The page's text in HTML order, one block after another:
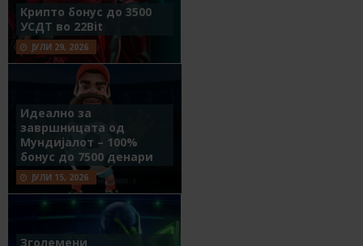
Крипто бонус до 3500
УСДТ во 22Bit
ЈУЛИ 29, 2026
Идеално за
завршницата од
Мундијалот – 100%
бонус до 7500 денари
ЈУЛИ 15, 2026
Зголемени